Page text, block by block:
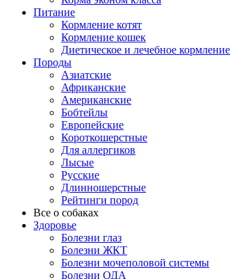
Питание
Кормление котят
Кормление кошек
Диетическое и лечебное кормление
Породы
Азиатские
Африканские
Американские
Бобтейлы
Европейские
Короткошерстные
Для аллергиков
Лысые
Русские
Длинношерстные
Рейтинги пород
Все о собаках
Здоровье
Болезни глаз
Болезни ЖКТ
Болезни мочеполовой системы
Болезни ОДА